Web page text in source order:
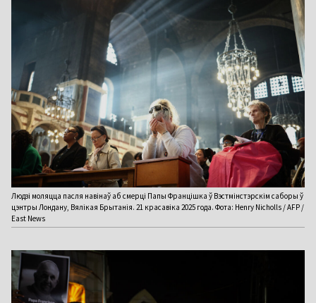
Людзі моляцца пасля навінаў аб смерці Папы Францішка ў Вэстмінстэрскім саборы ў
цэнтры Лондану, Вялікая Брытанія. 21 красавіка 2025 года. Фота: Henry Nicholls / AFP /
East News